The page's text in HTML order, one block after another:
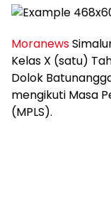
Moranews
Kelas X (satu)
Dolok
mengikuti Masa
(MPLS).